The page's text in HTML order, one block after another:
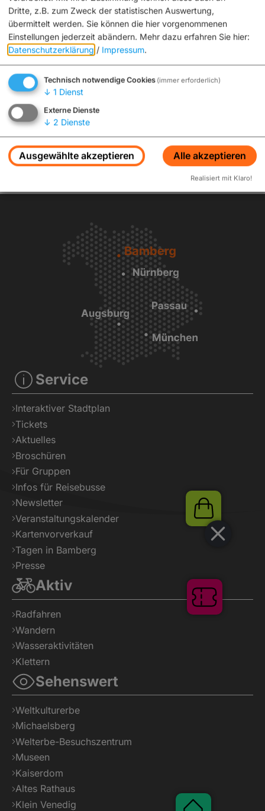
Anzeigen
Service
Interaktiver Stadtplan
Tickets
Aktuelles
Broschüren
Für Gruppen
Infos für Reisebusse
Newsletter
Veranstaltungskalender
Kartenvorverkauf
Tagen in Bamberg
Presse
Aktiv
Radfahren
Wandern
Wasseraktivitäten
Klettern
Sehenswert
Weltkulturerbe
Michaelsberg
Welterbe-Besuchszentrum
Museen
Kaiserdom
Altes Rathaus
Klein Venedig
Dritte, z.B. zum Zweck der statistischen Auswertung,
übermittelt werden. Sie können die hier vorgenommenen
Einstellungen jederzeit abändern. Mehr dazu erfahren Sie hier:
Datenschutzerklärung / Impressum.
Technisch notwendige Cookies (immer erforderlich)
↓ 1 Dienst
Externe Dienste
↓ 2 Dienste
Ausgewählte akzeptieren Alle akzeptieren
Realisiert mit Klaro!